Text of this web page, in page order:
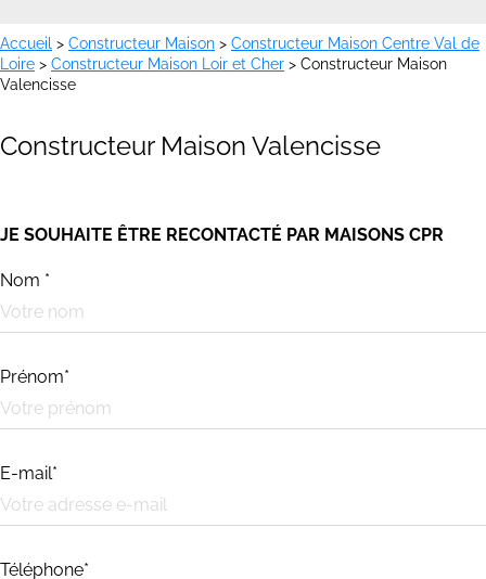
Accueil > Constructeur Maison > Constructeur Maison Centre Val de
Loire > Constructeur Maison Loir et Cher > Constructeur Maison
Valencisse
Constructeur Maison Valencisse
JE SOUHAITE ÊTRE RECONTACTÉ PAR MAISONS CPR
Nom *
Prénom*
E-mail*
Téléphone*